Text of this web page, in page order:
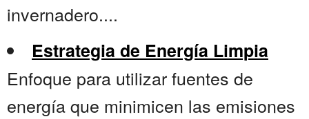
invernadero....
Estrategia de Energía Limpia
Enfoque para utilizar fuentes de
energía que minimicen las emisiones